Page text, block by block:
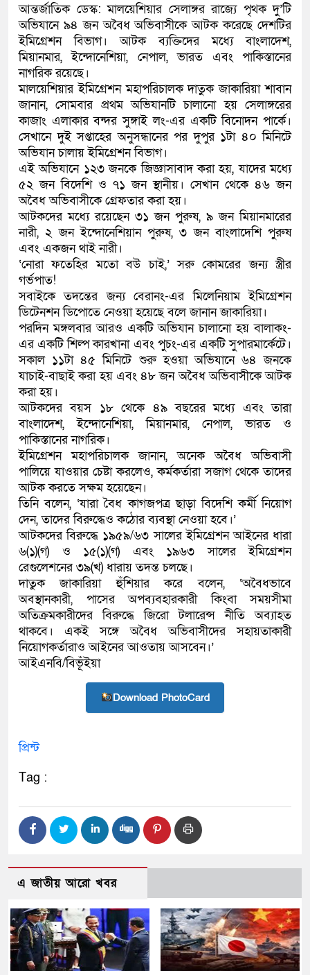
লতিফ সিদ্দিকী
নতুন মামলায় গ্রেফতার
কলিমউল্লাহকে (ভিডিও)
আন্তর্জাতিক ডেস্ক: মালয়েশিয়ার সেলাঙ্গর রাজ্যে পৃথক দু’টি
অভিযানে ৯৪ জন অবৈধ অভিবাসীকে আটক করেছে দেশটির
ইমিগ্রেশন বিভাগ। আটক ব্যক্তিদের মধ্যে বাংলাদেশ,
মিয়ানমার, ইন্দোনেশিয়া, নেপাল, ভারত এবং পাকিস্তানের
নাগরিক রয়েছে।
মালয়েশিয়ার ইমিগ্রেশন মহাপরিচালক দাতুক জাকারিয়া শাবান
জানান, সোমবার প্রথম অভিযানটি চালানো হয় সেলাঙ্গরের
কাজাং এলাকার বন্দর সুঙ্গাই লং-এর একটি বিনোদন পার্কে।
সেখানে দুই সপ্তাহের অনুসন্ধানের পর দুপুর ১টা ৪০ মিনিটে
অভিযান চালায় ইমিগ্রেশন বিভাগ।
এই অভিযানে ১২৩ জনকে জিজ্ঞাসাবাদ করা হয়, যাদের মধ্যে
৫২ জন বিদেশি ও ৭১ জন স্থানীয়। সেখান থেকে ৪৬ জন
অবৈধ অভিবাসীকে গ্রেফতার করা হয়।
আটকদের মধ্যে রয়েছেন ৩১ জন পুরুষ, ৯ জন মিয়ানমারের
নারী, ২ জন ইন্দোনেশিয়ান পুরুষ, ৩ জন বাংলাদেশি পুরুষ
এবং একজন থাই নারী।
‘নোরা ফতেহির মতো বউ চাই,’ সরু কোমরের জন্য স্ত্রীর
গর্ভপাত!
সবাইকে তদন্তের জন্য বেরানং-এর মিলেনিয়াম ইমিগ্রেশন
ডিটেনশন ডিপোতে নেওয়া হয়েছে বলে জানান জাকারিয়া।
পরদিন মঙ্গলবার আরও একটি অভিযান চালানো হয় বালাকং-
এর একটি শিল্প কারখানা এবং পুচং-এর একটি সুপারমার্কেটে।
সকাল ১১টা ৪৫ মিনিটে শুরু হওয়া অভিযানে ৬৪ জনকে
যাচাই-বাছাই করা হয় এবং ৪৮ জন অবৈধ অভিবাসীকে আটক
করা হয়।
আটকদের বয়স ১৮ থেকে ৪৯ বছরের মধ্যে এবং তারা
বাংলাদেশ, ইন্দোনেশিয়া, মিয়ানমার, নেপাল, ভারত ও
পাকিস্তানের নাগরিক।
ইমিগ্রেশন মহাপরিচালক জানান, অনেক অবৈধ অভিবাসী
পালিয়ে যাওয়ার চেষ্টা করলেও, কর্মকর্তারা সজাগ থেকে তাদের
আটক করতে সক্ষম হয়েছেন।
তিনি বলেন, ‘যারা বৈধ কাগজপত্র ছাড়া বিদেশি কর্মী নিয়োগ
দেন, তাদের বিরুদ্ধেও কঠোর ব্যবস্থা নেওয়া হবে।’
আটকদের বিরুদ্ধে ১৯৫৯/৬৩ সালের ইমিগ্রেশন আইনের ধারা
৬(১)(গ) ও ১৫(১)(গ) এবং ১৯৬৩ সালের ইমিগ্রেশন
রেগুলেশনের ৩৯(খ) ধারায় তদন্ত চলছে।
দাতুক জাকারিয়া হুঁশিয়ার করে বলেন, ‘অবৈধভাবে
অবস্থানকারী, পাসের অপব্যবহারকারী কিংবা সময়সীমা
অতিক্রমকারীদের বিরুদ্ধে জিরো টলারেন্স নীতি অব্যাহত
থাকবে। একই সঙ্গে অবৈধ অভিবাসীদের সহায়তাকারী
নিয়োগকর্তারাও আইনের আওতায় আসবেন।’
আইএনবি/বিভূঁইয়া
Download PhotoCard
প্রিন্ট
Tag :
এ জাতীয় আরো খবর